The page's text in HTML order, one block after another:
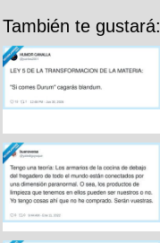
También te gustará: